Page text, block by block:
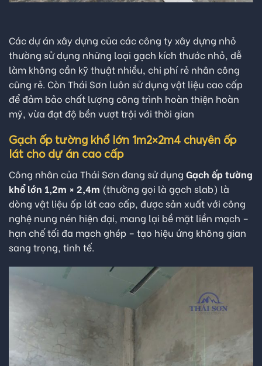
Các dự án xây dựng của các công ty xây dựng nhỏ
thường sử dụng những loại gạch kích thước nhỏ, dễ
làm không cần kỹ thuật nhiều, chi phí rẻ nhân công
cũng rẻ. Còn Thái Sơn luôn sử dụng vật liệu cao cấp
để đảm bảo chất lượng công trình hoàn thiện hoàn
mỹ, vừa đạt độ bền vượt trội với thời gian
Gạch ốp tường khổ lớn 1m2×2m4 chuyên ốp
lát cho dự án cao cấp
Công nhân của Thái Sơn đang sử dụng Gạch ốp tường
khổ lớn 1,2m × 2,4m (thường gọi là gạch slab) là
dòng vật liệu ốp lát cao cấp, được sản xuất với công
nghệ nung nén hiện đại, mang lại bề mặt liền mạch –
hạn chế tối đa mạch ghép – tạo hiệu ứng không gian
sang trọng, tinh tế.